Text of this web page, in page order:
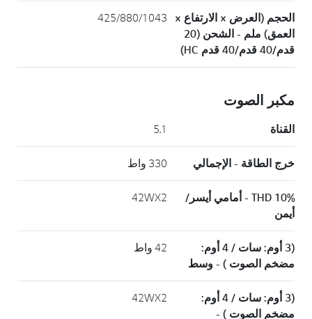
الحجم (العرض × الارتفاع ×
العمق) ملم - الشحن (20
قدم/40 قدم/40 قدم HC)
425/880/1043
مكبر الصوت
القناة 5.1
خرج الطاقة - الإجمالي 330 واط
THD 10% - أمامي أيسر/
أيمن
42WX2
(3 أوم: سات / 4 أوم:
مضخم الصوت ) - وسط
42 واط
(3 أوم: سات / 4 أوم:
مضخم الصوت ) -
42WX2